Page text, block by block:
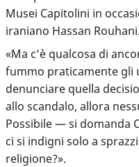
Musei Capitolini in
iraniano Hassan Rouhani.
«Ma c’è qualcosa di
fummo praticamente gli
denunciare quella
allo scandalo, allora
Possibile — si domanda
ci si indigni solo a
religione?».